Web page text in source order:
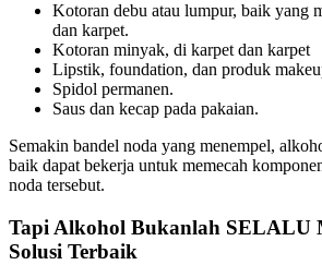
Kotoran debu atau lumpur, baik yang
dan karpet.
Kotoran minyak, di karpet dan karpet
Lipstik, foundation, dan produk
Spidol permanen.
Saus dan kecap pada pakaian.
Semakin bandel noda yang menempel,
baik dapat bekerja untuk memecah
noda tersebut.
Tapi Alkohol Bukanlah SELALU
Solusi Terbaik